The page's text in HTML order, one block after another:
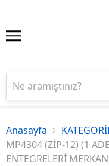
Anasayfa
MP4304 (ZİP-12) (1
ENTEGRELERİ